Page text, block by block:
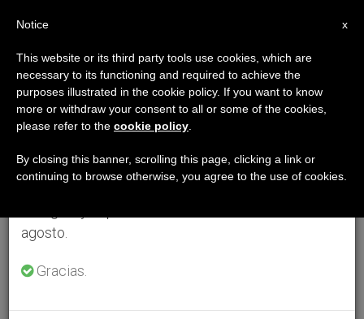
×
Aviso importante
Del 27 de julio al 7 de agosto haremos la pausa
anual, aprovechando que en el periodo de verano
se generan menos informaciones y también el
agosto.
Gracias.
x
Notice
This website or its third party tools use cookies, which are
necessary to its functioning and required to achieve the
purposes illustrated in the cookie policy. If you want to know
more or withdraw your consent to all or some of the cookies,
please refer to the cookie policy
By closing this banner, scrolling this page, clicking a link or
continuing to browse otherwise, you agree to the use of cookies.